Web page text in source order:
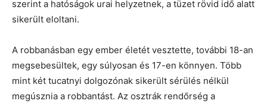
szerint a hatóságok urai helyzetnek, a tüzet rövid idő alatt
sikerült eloltani.
A robbanásban egy ember életét vesztette, további 18-an
megsebesültek, egy súlyosan és 17-en könnyen. Több
mint két tucatnyi dolgozónak sikerült sérülés nélkül
megúsznia a robbantást. Az osztrák rendőrség a